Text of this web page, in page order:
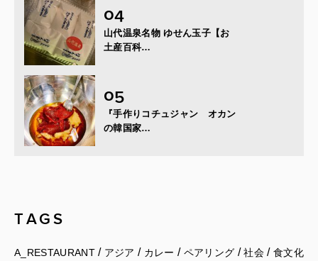
山代温泉名物 ゆせん玉子【お
土産百科…
『手作りコチュジャン オカン
の韓国家…
TAGS
A_RESTAURANT/ アジア / カレー / ペアリング /社会/ 食文化